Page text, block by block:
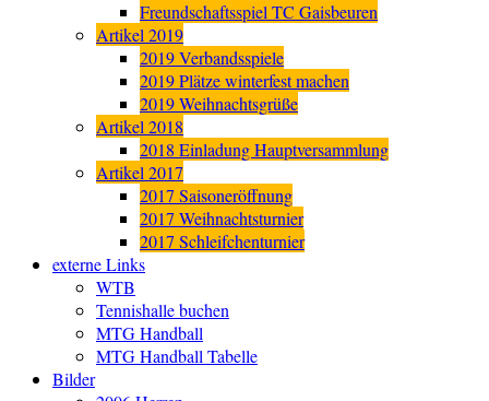
Freundschaftsspiel TC Gaisbeuren
Artikel 2019
2019 Verbandsspiele
2019 Plätze winterfest machen
2019 Weihnachtsgrüße
Artikel 2018
2018 Einladung Hauptversammlung
Artikel 2017
2017 Saisoneröffnung
2017 Weihnachtsturnier
2017 Schleifchenturnier
externe Links
WTB
Tennishalle buchen
MTG Handball
MTG Handball Tabelle
Bilder